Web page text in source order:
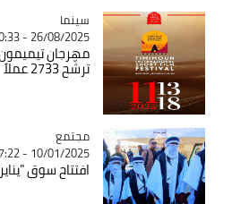
Catégorie
سينما
26/08/2025 - 20:33
مهرجان تيميمون
ترشّح 2733 عملاً
Catégorie
مجتمع
10/01/2025 - 17:22
افتتاح سوق